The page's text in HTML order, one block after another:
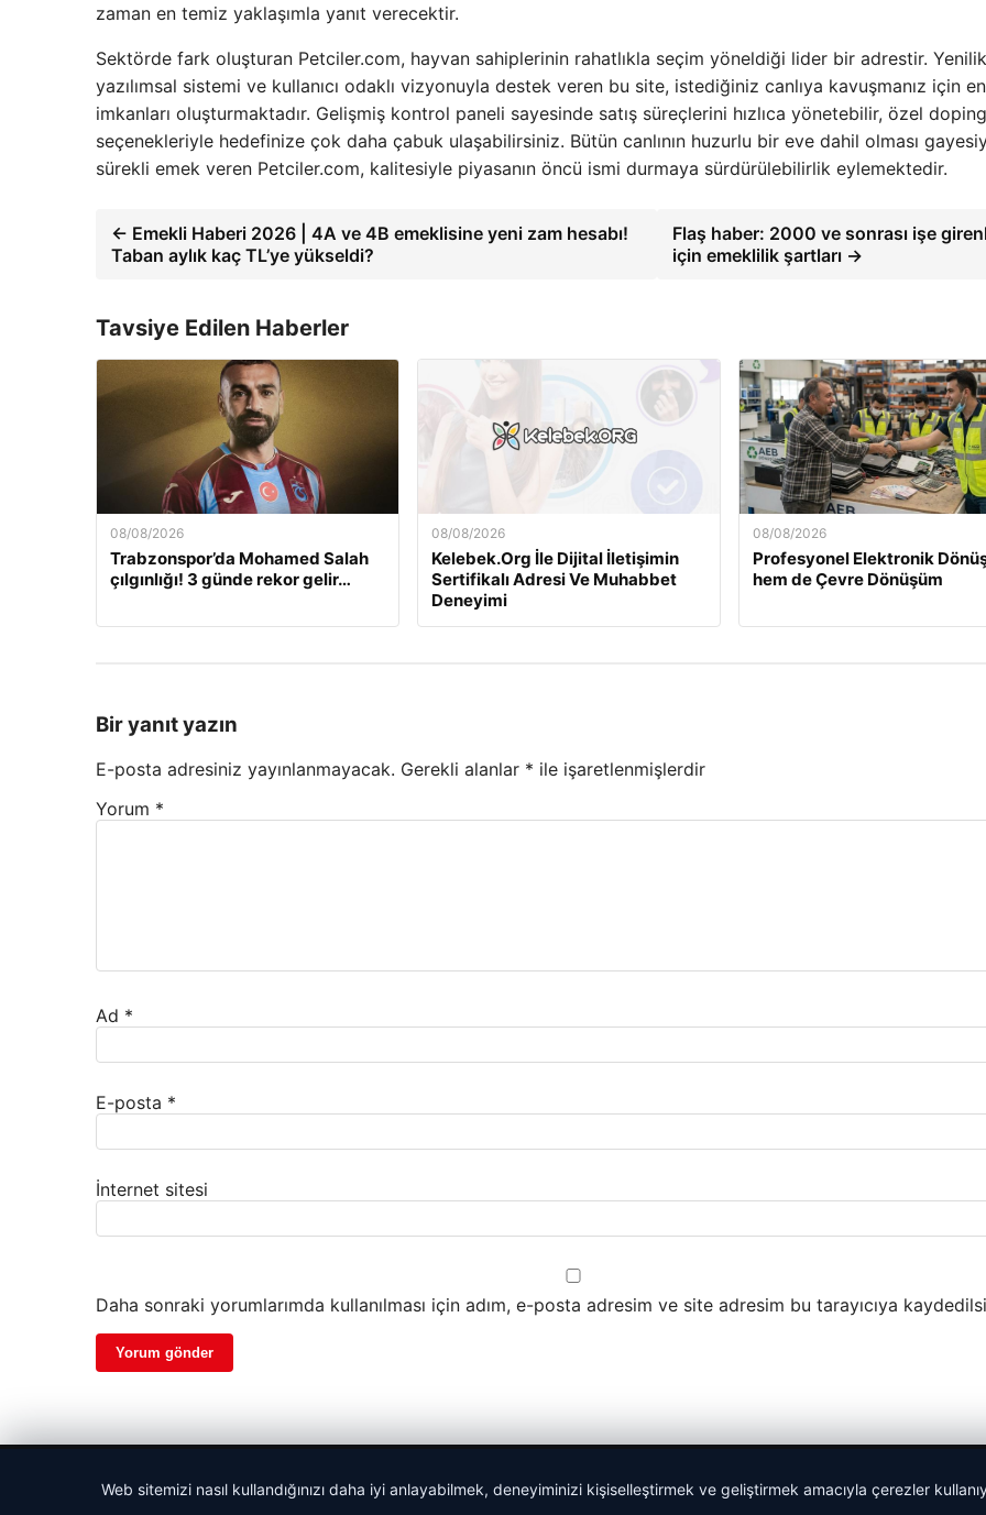
zaman en temiz yaklaşımla yanıt verecektir.
Sektörde fark oluşturan Petciler.com, hayvan sahiplerinin rahatlıkla seçim yöneldiği lider bir adrestir.
yazılımsal sistemi ve kullanıcı odaklı vizyonuyla destek veren bu site, istediğiniz canlıya kavuşmanız için
imkanları oluşturmaktadır. Gelişmiş kontrol paneli sayesinde satış süreçlerini hızlıca yönetebilir, özel doping
seçenekleriyle hedefinize çok daha çabuk ulaşabilirsiniz. Bütün canlının huzurlu bir eve dahil olması
sürekli emek veren Petciler.com, kalitesiyle piyasanın öncü ismi durmaya sürdürülebilirlik eylemektedir.
← Emekli Haberi 2026 | 4A ve 4B emeklisine yeni zam hesabı!
Taban aylık kaç TL’ye yükseldi?
Flaş haber: 2000 ve sonrası işe
için emeklilik şartları →
Tavsiye Edilen Haberler
08/08/2026
Trabzonspor’da Mohamed Salah
çılgınlığı! 3 günde rekor gelir…
08/08/2026
Kelebek.Org İle Dijital İletişimin
Sertifikalı Adresi Ve Muhabbet
Deneyimi
08/08/2026
Profesyonel Elektronik
hem de Çevre Dönüşüm
Bir yanıt yazın
E-posta adresiniz yayınlanmayacak. Gerekli alanlar * ile işaretlenmişlerdir
Yorum *
Ad *
E-posta *
İnternet sitesi
Daha sonraki yorumlarımda kullanılması için adım, e-posta adresim ve site adresim bu tarayıcıya
Web sitemizi nasıl kullandığınızı daha iyi anlayabilmek, deneyiminizi kişiselleştirmek ve geliştirmek amacıyla çerezler